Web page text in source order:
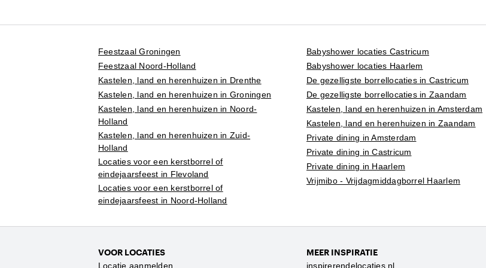
Feestzaal Groningen
Feestzaal Noord-Holland
Kastelen, land en herenhuizen in Drenthe
Kastelen, land en herenhuizen in Groningen
Kastelen, land en herenhuizen in Noord-
Holland
Kastelen, land en herenhuizen in Zuid-
Holland
Locaties voor een kerstborrel of
eindejaarsfeest in Flevoland
Locaties voor een kerstborrel of
eindejaarsfeest in Noord-Holland
Babyshower locaties Castricum
Babyshower locaties Haarlem
De gezelligste borrellocaties in Castricum
De gezelligste borrellocaties in Zaandam
Kastelen, land en herenhuizen in Amsterdam
Kastelen, land en herenhuizen in Zaandam
Private dining in Amsterdam
Private dining in Castricum
Private dining in Haarlem
Vrijmibo - Vrijdagmiddagborrel Haarlem
VOOR LOCATIES
Locatie aanmelden
MEER INSPIRATIE
inspirerendelocaties.nl